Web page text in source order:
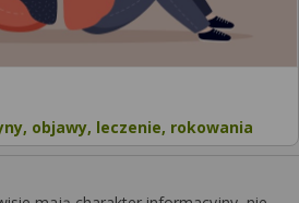
objawy, leczenie, rokowania